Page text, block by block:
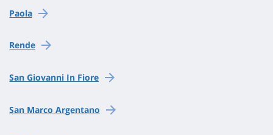
Paola
Rende
San Giovanni In Fiore
San Marco Argentano